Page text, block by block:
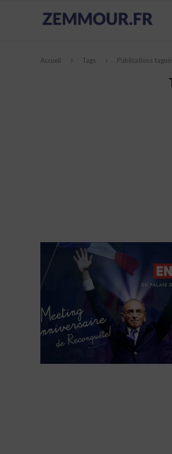
Accueil Tags Publications